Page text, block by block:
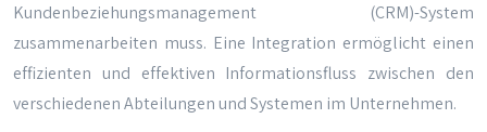
Kundenbeziehungsmanagement (CRM)-System
zusammenarbeiten muss. Eine Integration ermöglicht einen
effizienten und effektiven Informationsfluss zwischen den
verschiedenen Abteilungen und Systemen im Unternehmen.